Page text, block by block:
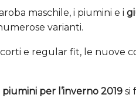
maschile, i piumini e i
varianti.
e regular fit, le nuove
piumini per l’inverno 2019 si